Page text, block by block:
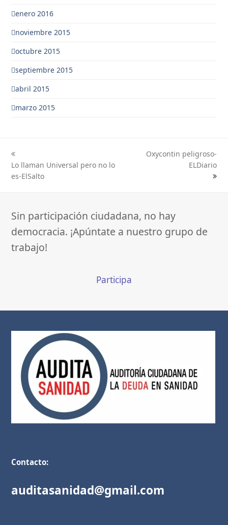
enero 2016
noviembre 2015
octubre 2015
septiembre 2015
abril 2015
marzo 2015
previous
post:
Lo llaman Universal pero no lo
es-ElSalto
Oxycontin peligroso-
ELDiario
Sin participación ciudadana, no hay
democracia. ¡Apúntate a nuestro grupo de
trabajo!
Participa
Contacto:
auditasanidad@gmail.com